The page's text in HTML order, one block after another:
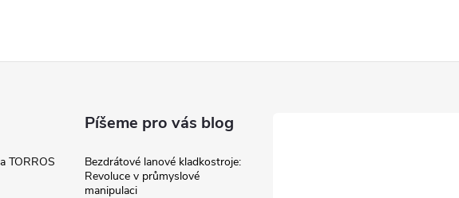
í
TORROS
Píšeme pro vás blog
Bezdrátové lanové kladkostroje:
Revoluce v průmyslové
manipulaci